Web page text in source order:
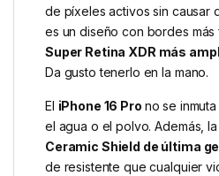
de píxeles activos sin causar
es un diseño con bordes más
Super Retina XDR más
Da gusto tenerlo en la mano.
El iPhone 16 Pro no se
el agua o el polvo. Además, la
Ceramic Shield de última
de resistente que cualquier